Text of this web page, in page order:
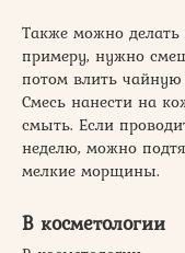
Также можно делать
примеру, нужно
потом влить чайную
Смесь нанести на
смыть. Если
неделю, можно
мелкие морщины.
В косметологии